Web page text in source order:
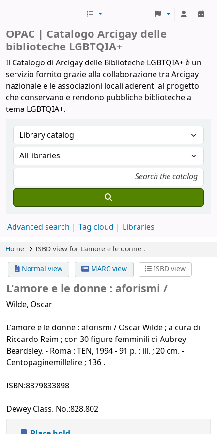
OPAC | Catalogo Arcigay delle
biblioteche LGBTQIA+
Il Catalogo di Arcigay delle Biblioteche LGBTQIA+ è un
servizio fornito grazie alla collaborazione tra Arcigay
nazionale e le associazioni locali aderenti al progetto
che conservano e rendono pubbliche biblioteche a
tema LGBTQIA+.
Advanced search Tag cloud Libraries
Home
ISBD view for L'amore e le donne :
Normal view
MARC view ISBD view
L'amore e le donne : aforismi /
Wilde, Oscar
L'amore e le donne : aforismi / Oscar Wilde ; a cura di
Riccardo Reim ; con 30 figure femminili di Aubrey
Beardsley. - Roma : TEN, 1994 - 91 p. : ill. ; 20 cm. -
Centopaginemillelire ; 136 .
ISBN:8879833898
Dewey Class. No.:828.802